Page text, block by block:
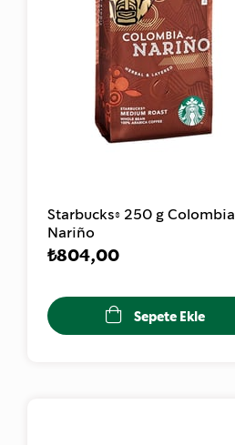
Starbucks® 250 g Colombia
Nariño
₺804,00
Sepete Ekle